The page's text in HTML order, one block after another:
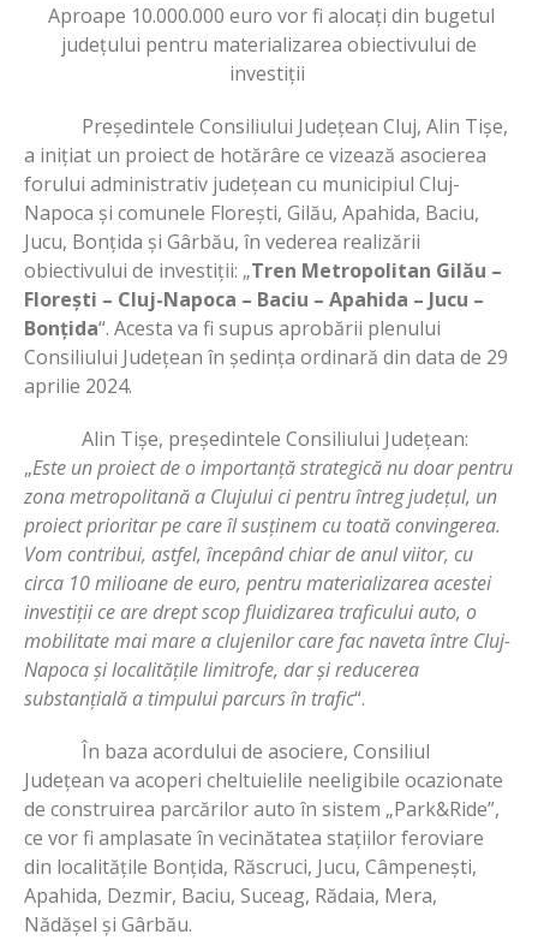
Aproape 10.000.000 euro vor fi alocați din bugetul
județului pentru materializarea obiectivului de
investiții
Președintele Consiliului Județean Cluj, Alin Tișe,
a inițiat un proiect de hotărâre ce vizează asocierea
forului administrativ județean cu municipiul Cluj-
Napoca și comunele Florești, Gilău, Apahida, Baciu,
Jucu, Bonțida și Gârbău, în vederea realizării
obiectivului de investiții: „Tren Metropolitan Gilău –
Floreşti – Cluj-Napoca – Baciu – Apahida – Jucu –
Bonţida“. Acesta va fi supus aprobării plenului
Consiliului Județean în ședința ordinară din data de 29
aprilie 2024.
Alin Tișe, președintele Consiliului Județean:
„Este un proiect de o importanță strategică nu doar pentru
zona metropolitană a Clujului ci pentru întreg județul, un
proiect prioritar pe care îl susținem cu toată convingerea.
Vom contribui, astfel, începând chiar de anul viitor, cu
circa 10 milioane de euro, pentru materializarea acestei
investiții ce are drept scop fluidizarea traficului auto, o
mobilitate mai mare a clujenilor care fac naveta între Cluj-
Napoca și localitățile limitrofe, dar și reducerea
substanțială a timpului parcurs în trafic“.
În baza acordului de asociere, Consiliul
Județean va acoperi cheltuielile neeligibile ocazionate
de construirea parcărilor auto în sistem „Park&Ride”,
ce vor fi amplasate în vecinătatea stațiilor feroviare
din localitățile Bonțida, Răscruci, Jucu, Câmpenești,
Apahida, Dezmir, Baciu, Suceag, Rădaia, Mera,
Nădășel și Gârbău.